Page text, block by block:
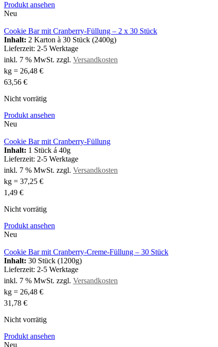
Produkt ansehen
Neu
Cookie Bar mit Cranberry-Füllung – 2 x 30 Stück
Inhalt: 2 Karton à 30 Stück (2400g)
Lieferzeit: 2-5 Werktage
inkl. 7 % MwSt. zzgl. Versandkosten
kg = 26,48 €
63,56 €
Nicht vorrätig
Produkt ansehen
Neu
Cookie Bar mit Cranberry-Füllung
Inhalt: 1 Stück á 40g
Lieferzeit: 2-5 Werktage
inkl. 7 % MwSt. zzgl. Versandkosten
kg = 37,25 €
1,49 €
Nicht vorrätig
Produkt ansehen
Neu
Cookie Bar mit Cranberry-Creme-Füllung – 30 Stück
Inhalt: 30 Stück (1200g)
Lieferzeit: 2-5 Werktage
inkl. 7 % MwSt. zzgl. Versandkosten
kg = 26,48 €
31,78 €
Nicht vorrätig
Produkt ansehen
Neu